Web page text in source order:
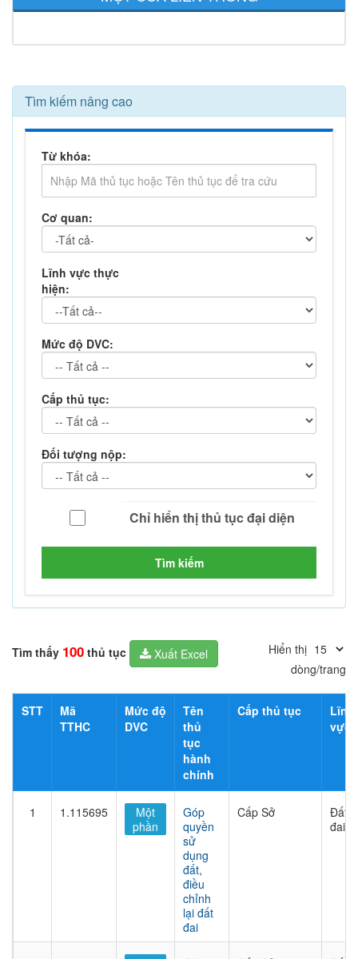
Tìm kiếm nâng cao
Từ khóa:
Cơ quan:
Lĩnh vực thực
hiện:
Mức độ DVC:
Cấp thủ tục:
Đối tượng nộp:
Tìm kiếm
Tìm thấy 100 thủ tục Xuất Excel
Hiển thị
dòng/trang
STT
Mã
TTHC
Mức độ
DVC
Tên
thủ
tục
hành
chính
Cấp thủ tục
Lĩnh
vực
1 1.115695
Một
phần
Góp
quyền
sử
dụng
đất,
điều
chỉnh
lại đất
đai
Cấp Sở
Đất
đai